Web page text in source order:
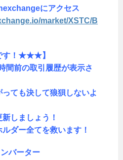
にアクセス
market/XSTC/B
す！★★★】
間前の取引履歴が表示さ
ても決して狼狽しないよ
しましょう！
ダー全てを救います！
バーター